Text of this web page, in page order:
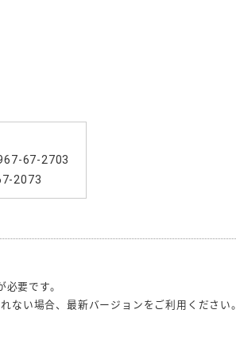
67-2703
2073
必要です。
ない場合、最新バージョンをご利用ください。